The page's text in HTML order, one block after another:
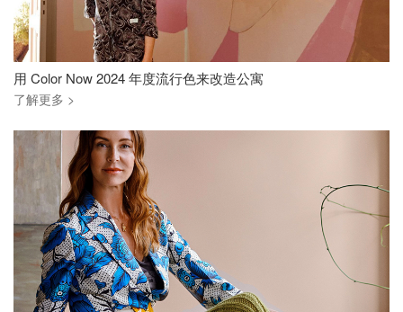
用 Color Now 2024 年度流行色来改造公寓
了解更多 >